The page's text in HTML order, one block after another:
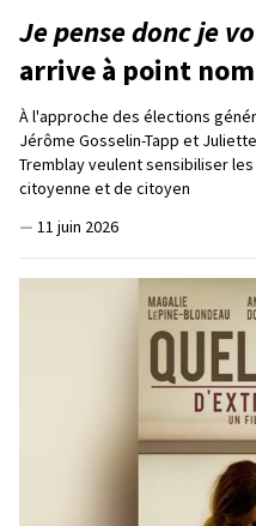
Je pense donc je
arrive à point
À l'approche des élections
Jérôme Gosselin-Tapp et
Tremblay veulent sensibiliser
citoyenne et de citoyen
— 11 juin 2026